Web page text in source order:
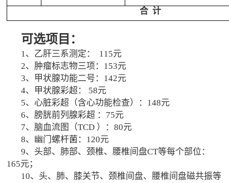
合 计
可选项目：
1、 乙肝三系测定： 115元
2、肿瘤标志物三项 ： 153元
3、甲状腺功能二号 ： 142元
4、甲状腺彩超 ： 58元
5、 心脏彩超（含心功能检查） ： 148元
6、膀胱前列腺彩超 ： 75元
7、 脑血流图（TCD ）：80元
8、幽门螺杆菌 ： 120元
9、 头部、肺部、颈椎、腰椎间盘CT等每个部位：
165元；
10、 头、肺、膝关节、颈椎间盘、腰椎间盘磁共振等